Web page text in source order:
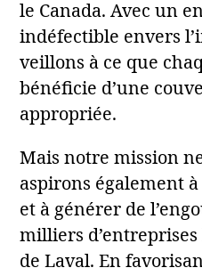
le Canada. Avec un
indéfectible envers
veillons à ce que
bénéficie d’une
appropriée.
Mais notre mission
aspirons également
et à générer de
milliers
de Laval. En